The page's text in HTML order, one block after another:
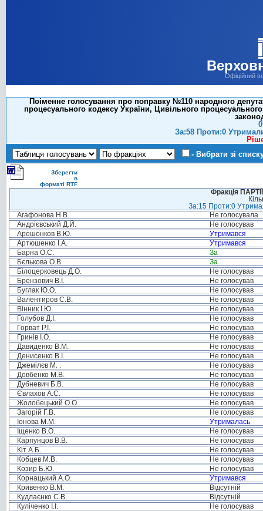
Офіційний
Поіменне голосування про поправку №110 народного
процесуального кодексу України, Цивільного
За:58 Проти:0
- Вибрати зі
Зберегти
в
форматі RTF
Фракція
За:15 Проти:0
Агафонова Н.В.
Не голосувала
Андрієвський Д.Й.
Не голосував
Арешонков В.Ю.
Утримався
Артюшенко І.А.
Утримався
Барна О.С.
За
Бєлькова О.В.
За
Білоцерковець Д.О.
Не голосував
Брензович В.І.
Не голосував
Буглак Ю.О.
Не голосував
Валентиров С.В.
Не голосував
Вінник І.Ю.
Не голосував
Голубов Д.І.
Не голосував
Горват Р.І.
Не голосував
Гринів І.О.
Не голосував
Давиденко В.М.
Не голосував
Денисенко В.І.
Не голосував
Джемілєв М. .
Не голосував
Довбенко М.В.
Не голосував
Дубневич Б.В.
Не голосував
Євлахов А.С.
Не голосував
Жолобецький О.О.
Не голосував
Загорій Г.В.
Не голосував
Іонова М.М.
Утрималась
Іщенко В.О.
Не голосував
Карпунцов В.В.
Не голосував
Кіт А.Б.
Не голосував
Кобцев М.В.
Не голосував
Козир Б.Ю.
Не голосував
Корнацький А.О.
Утримався
Кривенко В.М.
Відсутній
Кудлаєнко С.В.
Відсутній
Куліченко І.І.
Не голосував